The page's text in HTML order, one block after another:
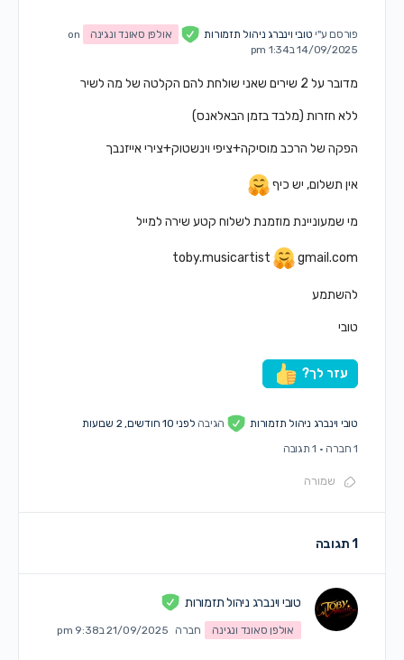
פורסם ע"יטובי וינברג ניהול תזמורות אולפן סאונד ונגינה
on
14/09/2025 ב1:34 pm
מדובר על 2 שירים שאני שולחת להם הקלטה של מה לשיר
ללא חזרות (מלבד בזמן הבאלאנס)
הפקה של הרכב מוסיקה+ציפי וינשטוק+צירי אייזנבך
אין תשלום, יש כיף
מי שמעוניינת מוזמנת לשלוח קטע שירה למייל
toby.musicartist gmail.com
להשתמע
טובי
עזר לך?
טובי וינברג ניהול תזמורות הגיבהלפני 10 חודשים, 2 שבועות
· 1 תגובה
שמורה
טובי וינברג ניהול תזמורות
אולפן סאונד ונגינה חברה 21/09/2025 ב9:38 pm